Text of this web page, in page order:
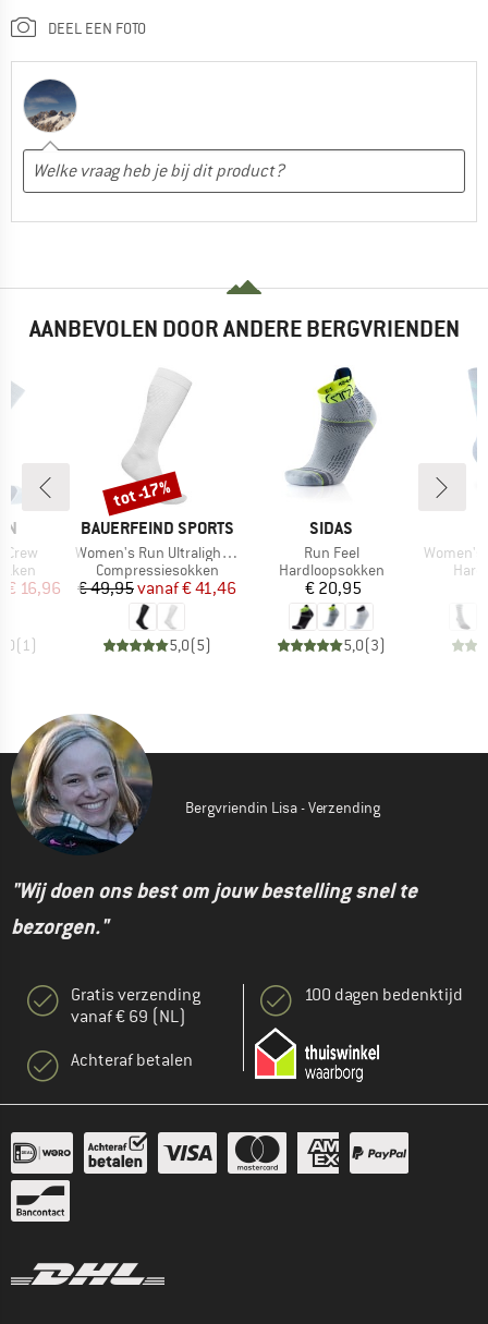
DEEL EEN FOTO
AANBEVOLEN DOOR ANDERE BERGVRIENDEN
Crew
prijs
€ 16,96
(1)
MERK
BAUERFEIND SPORTS
Artikel
Women's Run Ultralight Compression Socks
Productgroep
Compressiesokken
Prijs
€ 49,95 Verlaagde prijs
vanaf€ 41,46
5,0(5)
Korting
tot -17%
MERK
SIDAS
Artikel
Run Feel
Productgroep
Hardloopsokken
Prijs
€ 20,95
5,0(3)
Artikel
Women's
Bergvriendin Lisa - Verzending
"Wij doen ons best om jouw bestelling snel te
bezorgen."
Gratis verzending
vanaf € 69 (NL)
Achteraf betalen
100 dagen bedenktijd